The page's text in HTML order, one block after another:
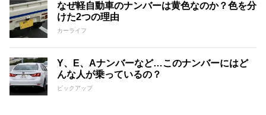
なぜ軽自動車のナンバーは黄色なのか？色を分
けた2つの理由
カーライフ
Y、E、Aナンバーなど…このナンバーにはど
んな人が乗っているの？
ピックアップ